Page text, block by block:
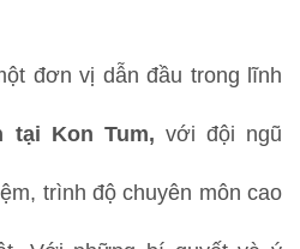
đơn vị dẫn đầu trong lĩnh
Kon Tum, với đội ngũ
trình độ chuyên môn cao